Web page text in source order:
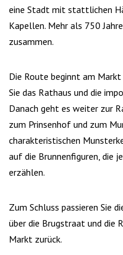
eine Stadt mit stattlichen
Kapellen. Mehr als 750
zusammen.
Die Route beginnt am
Sie das Rathaus und die
Danach geht es weiter zur
zum Prinsenhof und zum
charakteristischen
auf die Brunnenfiguren, die
erzählen.
Zum Schluss passieren Sie
über die Brugstraat und die
Markt zurück.